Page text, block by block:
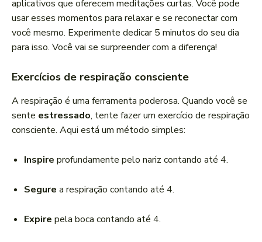
aplicativos que oferecem meditações curtas. Você pode
usar esses momentos para relaxar e se reconectar com
você mesmo. Experimente dedicar 5 minutos do seu dia
para isso. Você vai se surpreender com a diferença!
Exercícios de respiração consciente
A respiração é uma ferramenta poderosa. Quando você se
sente estressado, tente fazer um exercício de respiração
consciente. Aqui está um método simples:
Inspire profundamente pelo nariz contando até 4.
Segure a respiração contando até 4.
Expire pela boca contando até 4.